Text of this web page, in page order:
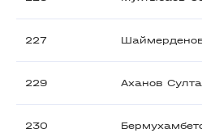
227
229 Аханов
230